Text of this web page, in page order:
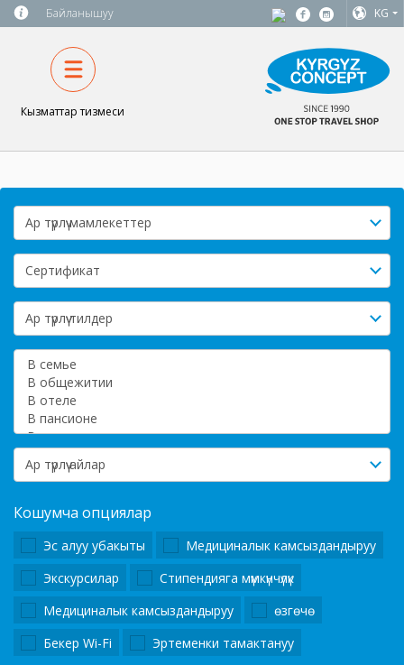
Байланышуу KG
Кызматтар тизмеси
Кошумча опциялар
Эс алуу убакыты
Медициналык камсыздандыруу
Экскурсилар
Стипендияга мүмкүнчүлүк
Медициналык камсыздандыруу
өзгөчө
Бекер Wi-Fi
Эртеменки тамактануу